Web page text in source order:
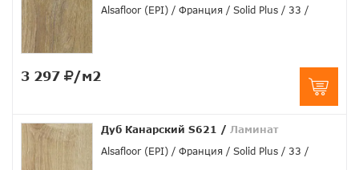
Alsafloor (EPI)
Франция Solid Plus 33
3 297 /м2
Дуб Канарский S621 / Ламинат
Alsafloor (EPI)
Франция Solid Plus 33